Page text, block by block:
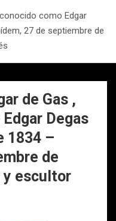
como Edgar
27 de septiembre de
de Gas ,
Degas
1834 –
de
y escultor